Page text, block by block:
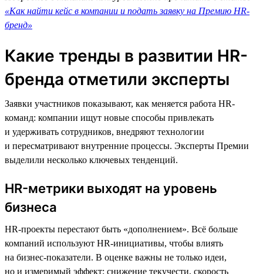
«Как найти кейс в компании и подать заявку на Премию HR-
бренд»
Какие тренды в развитии HR-
бренда отметили эксперты
Заявки участников показывают, как меняется работа HR-
команд: компании ищут новые способы привлекать
и удерживать сотрудников, внедряют технологии
и пересматривают внутренние процессы. Эксперты Премии
выделили несколько ключевых тенденций.
HR-метрики выходят на уровень
бизнеса
HR-проекты перестают быть «дополнением». Всё больше
компаний используют HR-инициативы, чтобы влиять
на бизнес-показатели. В оценке важны не только идеи,
но и измеримый эффект: снижение текучести, скорость